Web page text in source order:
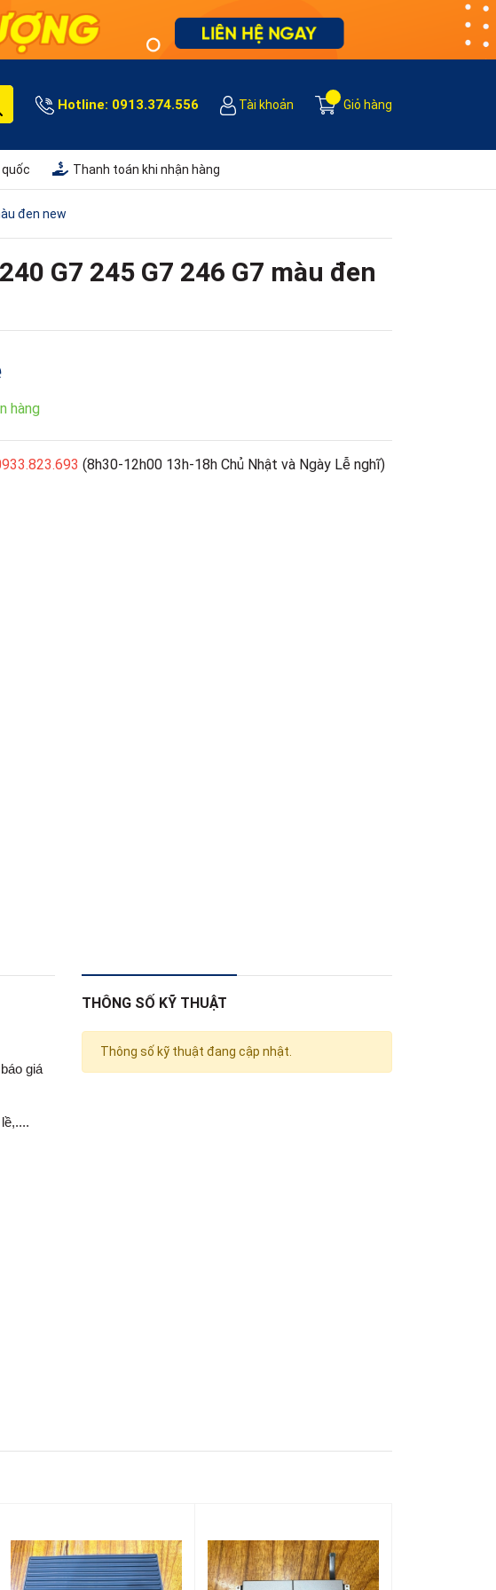
Hotline: 0913.374.556 Tài khoản Giỏ hàng
quốc Thanh toán khi nhận hàng
đen new
G7 245 G7 246 G7 màu đen
hàng
(8h30-12h00 13h-18h Chủ Nhật và Ngày Lễ nghĩ)
giá
THÔNG SỐ KỸ THUẬT
Thông số kỹ thuật đang cập nhật.